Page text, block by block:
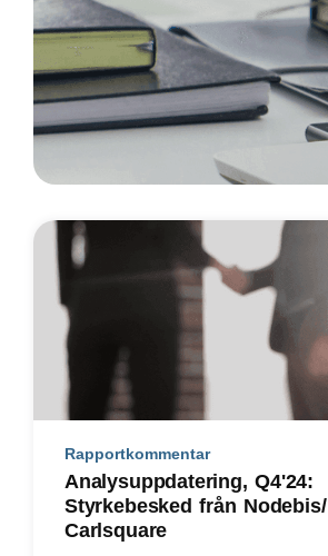
Rapportkommentar
Analysuppdatering, Q4'24:
Styrkebesked från Nodebis/
Carlsquare